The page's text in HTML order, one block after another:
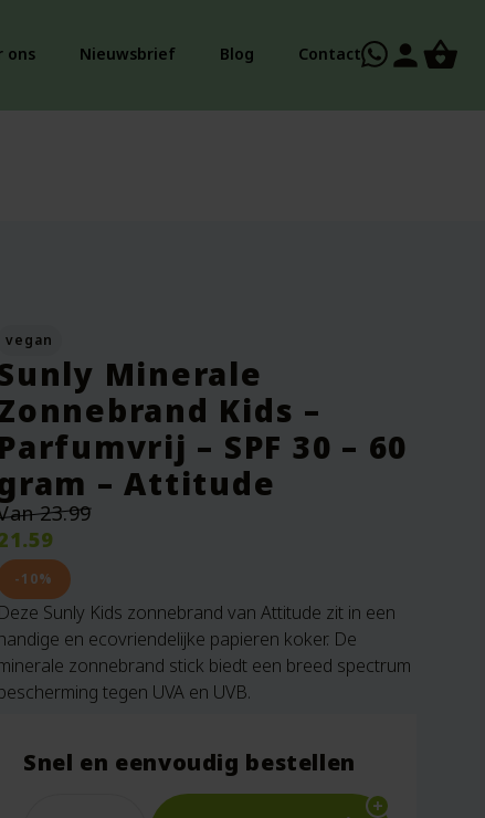
ons Nieuwsbrief Blog Contact person
vegan
Minerale
Kids –
Parfumvrij – SPF 30 – 60
– Attitude
23.99Oorspronkelijke
Huidige
is:
-10%
Deze Sunly Kids zonnebrand van Attitude zit in een
en ecovriendelijke papieren koker. De
zonnebrand stick biedt een breed spectrum
tegen UVA en UVB.
Snel en eenvoudig bestellen